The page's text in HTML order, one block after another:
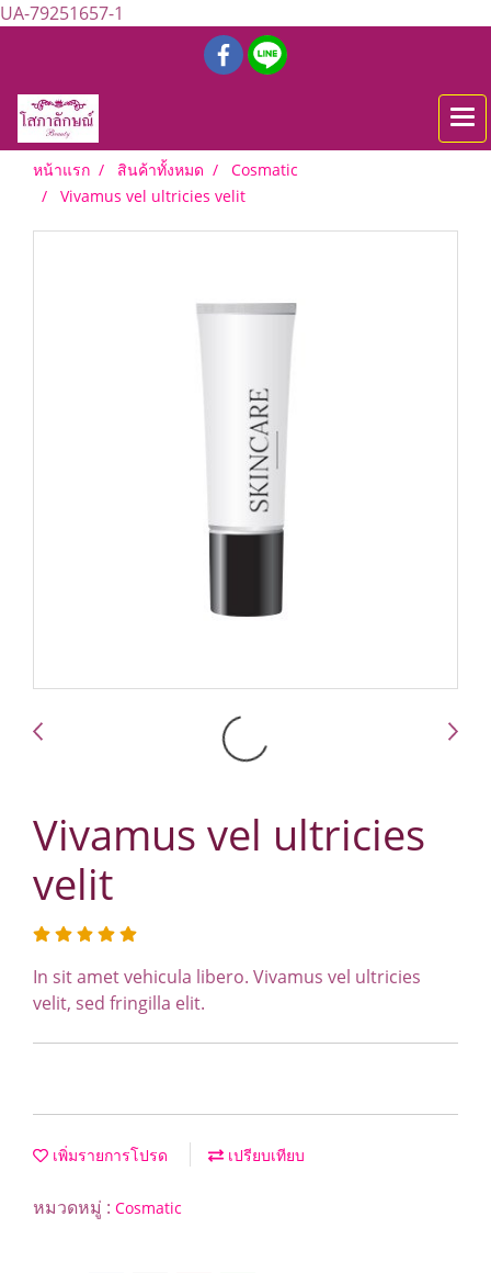
UA-79251657-1
หน้าแรก สินค้าทั้งหมด
Cosmatic
Vivamus vel ultricies velit
Vivamus vel ultricies
velit
In sit amet vehicula libero. Vivamus vel ultricies
velit, sed fringilla elit.
เพิ่มรายการโปรด เปรียบเทียบ
หมวดหมู่ : Cosmatic